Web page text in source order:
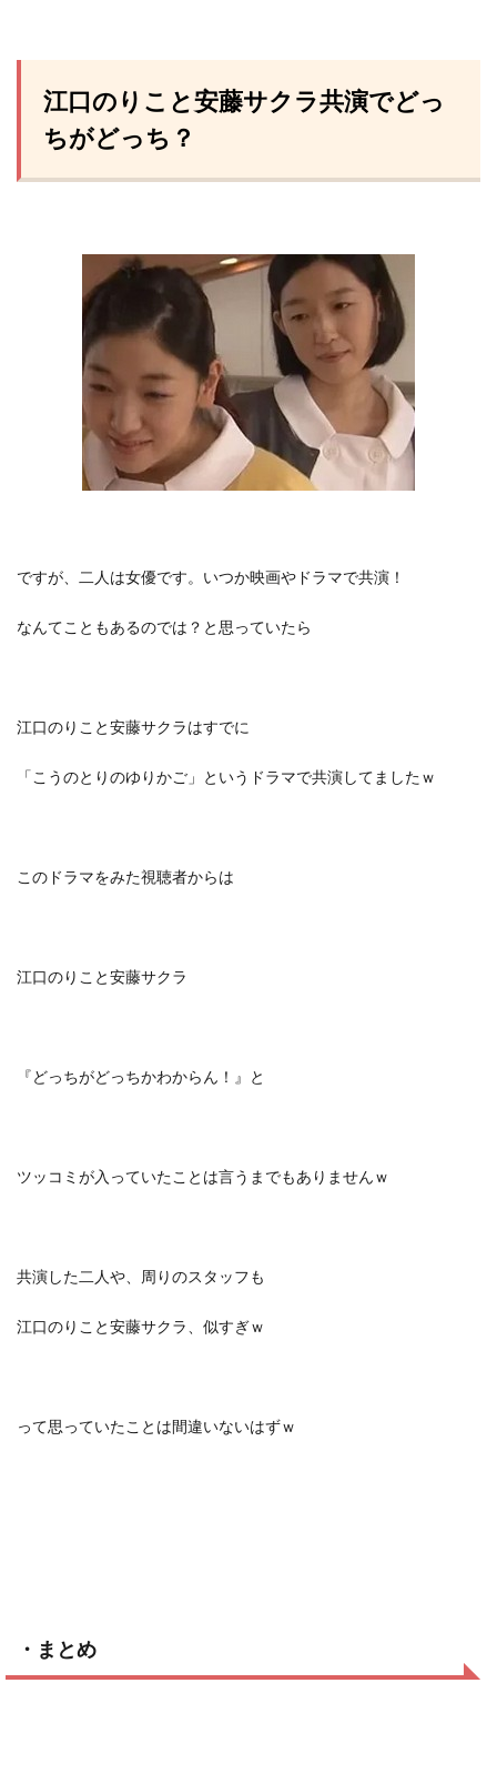
江口のりこと安藤サクラ共演でどっ
ちがどっち？
ですが、二人は女優です。いつか映画やドラマで共演！
なんてこともあるのでは？と思っていたら
江口のりこと安藤サクラはすでに
「こうのとりのゆりかご」というドラマで共演してましたｗ
このドラマをみた視聴者からは
江口のりこと安藤サクラ
『どっちがどっちかわからん！』 と
ツッコミが入っていたことは言うまでもありませんｗ
共演した二人や、周りのスタッフも
江口のりこと安藤サクラ、似すぎｗ
って思っていたことは間違いないはずｗ
・まとめ